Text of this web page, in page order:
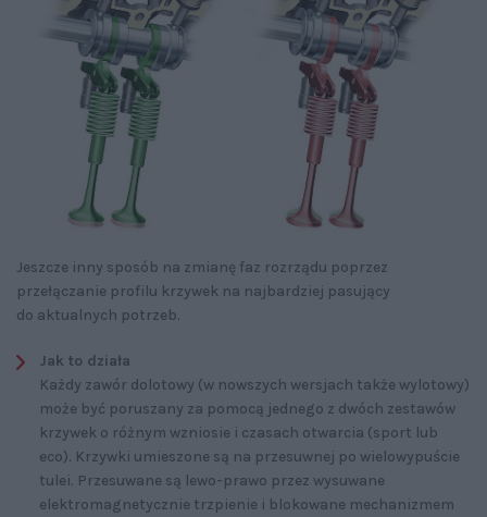
Jeszcze inny sposób na zmianę faz rozrządu poprzez
przełączanie profilu krzywek na najbardziej pasujący
do aktualnych potrzeb.
Jak to działa
Każdy zawór dolotowy (w nowszych wersjach także wylotowy)
może być poruszany za pomocą jednego z dwóch zestawów
krzywek o różnym wzniosie i czasach otwarcia (sport lub
eco). Krzywki umieszone są na przesuwnej po wielowypuście
tulei. Przesuwane są lewo-prawo przez wysuwane
elektromagnetycznie trzpienie i blokowane mechanizmem